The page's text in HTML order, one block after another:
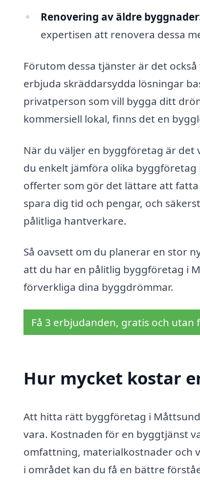
Renovering av äldre
expertisen att renovera dessa
Förutom dessa tjänster är det
erbjuda skräddarsydda lösningar
privatperson som vill bygga ditt
kommersiell lokal, finns det en
När du väljer en byggföretag är
du enkelt jämföra olika
offerter som gör det lättare att
spara dig tid och pengar, och
pålitliga hantverkare.
Så oavsett om du planerar en stor
att du har en pålitlig byggföretag i
förverkliga dina byggdrömmar.
Få 3 erbjudanden, gratis och utan
Hur mycket kostar
Att hitta rätt byggföretag i
vara. Kostnaden för en byggtjänst
omfattning, materialkostnader och
i området kan du få en bättre